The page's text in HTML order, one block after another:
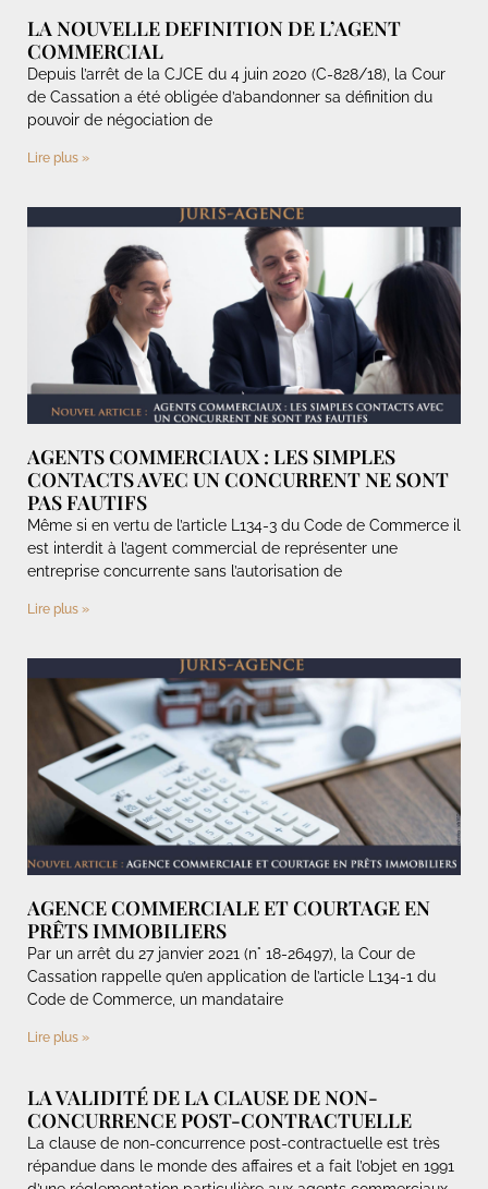
LA NOUVELLE DEFINITION DE L’AGENT
COMMERCIAL
Depuis l’arrêt de la CJCE du 4 juin 2020 (C-828/18), la Cour
de Cassation a été obligée d’abandonner sa définition du
pouvoir de négociation de
Lire plus »
AGENTS COMMERCIAUX : LES SIMPLES
CONTACTS AVEC UN CONCURRENT NE SONT
PAS FAUTIFS
Même si en vertu de l’article L134-3 du Code de Commerce il
est interdit à l’agent commercial de représenter une
entreprise concurrente sans l’autorisation de
Lire plus »
AGENCE COMMERCIALE ET COURTAGE EN
PRÊTS IMMOBILIERS
Par un arrêt du 27 janvier 2021 (n° 18-26497), la Cour de
Cassation rappelle qu’en application de l’article L134-1 du
Code de Commerce, un mandataire
Lire plus »
LA VALIDITÉ DE LA CLAUSE DE NON-
CONCURRENCE POST-CONTRACTUELLE
La clause de non-concurrence post-contractuelle est très
répandue dans le monde des affaires et a fait l’objet en 1991